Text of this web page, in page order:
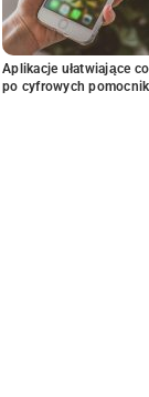
Aplikacje ułatwiające
po cyfrowych